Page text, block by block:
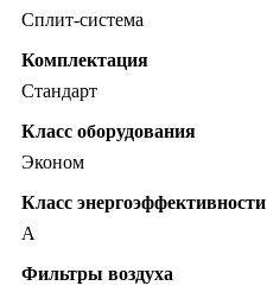
Сплит-система
Комплектация
Стандарт
Класс оборудования
Эконом
Класс энергоэффективности
A
Фильтры воздуха